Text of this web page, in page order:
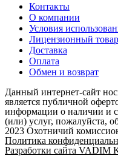
Контакты
О компании
Условия
Лицензионный товар
Доставка
Оплата
Обмен и возврат
Данный интернет-сайт
является публичной
информации о наличии и
(или) услуг, пожалуйста,
2023 Охотничий
Политика
Разработки сайта